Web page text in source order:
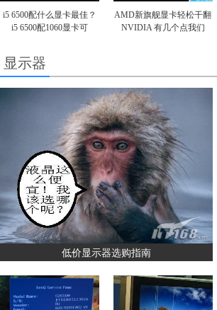
i5 6500配什么显卡最佳？
i5 6500配1060显卡可
AMD新旗舰显卡轻松干翻
NVIDIA 有几个点我们
显示器
低价显示器选购指南